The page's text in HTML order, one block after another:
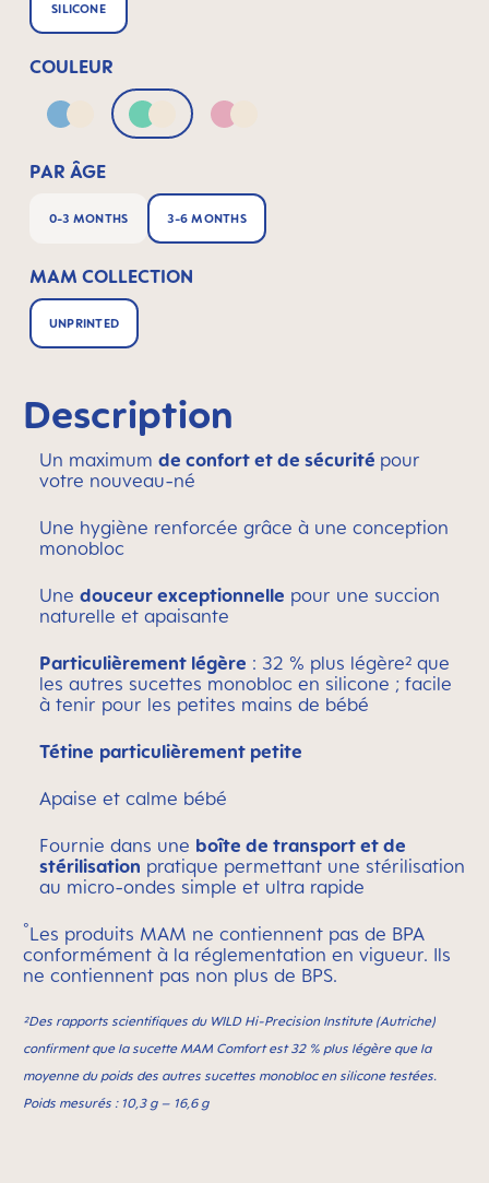
SILICONE
COULEUR
Blue & NeutralGreen & NeutralPink & Neutral
PAR ÂGE
0-3 MONTHS 3-6 MONTHS
MAM COLLECTION
UNPRINTED
Description
Un maximum de confort et de sécurité pour
votre nouveau-né
Une hygiène renforcée grâce à une conception
monobloc
Une douceur exceptionnelle pour une succion
naturelle et apaisante
Particulièrement légère : 32 % plus légère² que
les autres sucettes monobloc en silicone ; facile
à tenir pour les petites mains de bébé
Tétine particulièrement petite
Apaise et calme bébé
Fournie dans une boîte de transport et de
stérilisation pratique permettant une stérilisation
au micro-ondes simple et ultra rapide
°Les produits MAM ne contiennent pas de BPA
conformément à la réglementation en vigueur. Ils
ne contiennent pas non plus de BPS.
²Des rapports scientifiques du WILD Hi-Precision Institute (Autriche)
confirment que la sucette MAM Comfort est 32 % plus légère que la
moyenne du poids des autres sucettes monobloc en silicone testées.
Poids mesurés : 10,3 g – 16,6 g